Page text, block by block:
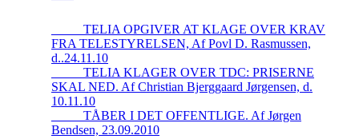
_____TELIA OPGIVER AT KLAGE OVER KRAV
FRA TELESTYRELSEN, Af Povl D. Rasmussen,
d..24.11.10
_____TELIA KLAGER OVER TDC: PRISERNE
SKAL NED. Af Christian Bjerggaard Jørgensen, d.
10.11.10
_____TÅBER I DET OFFENTLIGE. Af Jørgen
Bendsen, 23.09.2010